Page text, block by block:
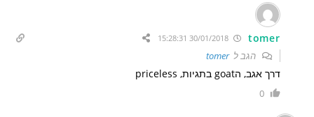
tomer
הגב לtomer
דרך אגב, הgoat בתגיות, priceless
0